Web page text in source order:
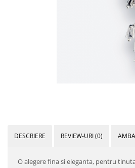
DESCRIERE REVIEW-URI(0)
O alegere fina si eleganta, pentru